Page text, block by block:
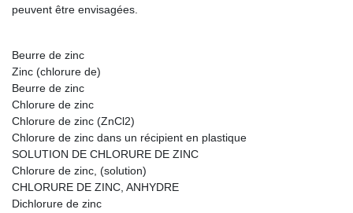
peuvent être envisagées.
Beurre de zinc
Zinc (chlorure de)
Beurre de zinc
Chlorure de zinc
Chlorure de zinc (ZnCl2)
Chlorure de zinc dans un récipient en plastique
SOLUTION DE CHLORURE DE ZINC
Chlorure de zinc, (solution)
CHLORURE DE ZINC, ANHYDRE
Dichlorure de zinc